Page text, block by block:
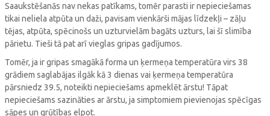
Saaukstēšanās nav nekas patīkams, tomēr parasti ir nepieciešamas
tikai neliela atpūta un daži, pavisam vienkārši mājas līdzekļi – zāļu
tējas, atpūta, spēcinošs un uzturvielām bagāts uzturs, lai šī slimība
pārietu. Tieši tā pat arī vieglas gripas gadījumos.
Tomēr, ja ir gripas smagākā forma un ķermeņa temperatūra virs 38
grādiem saglabājas ilgāk kā 3 dienas vai ķermeņa temperatūra
pārsniedz 39.5, noteikti nepieciešams apmeklēt ārstu! Tāpat
nepieciešams sazināties ar ārstu, ja simptomiem pievienojas spēcīgas
sāpes un grūtības elpot.